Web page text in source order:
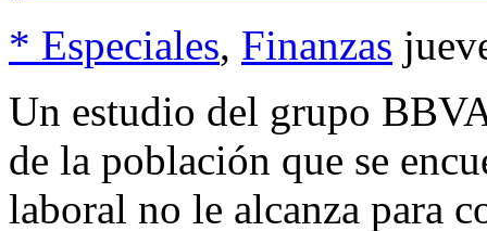
* Especiales, Finanzas
Un estudio del grupo
de la población que se
laboral no le alcanza para